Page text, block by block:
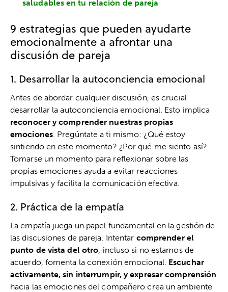
saludables en tu relación de pareja
9 estrategias que pueden ayudarte
emocionalmente a afrontar una
discusión de pareja
1. Desarrollar la autoconciencia emocional
Antes de abordar cualquier discusión, es crucial
desarrollar la autoconciencia emocional. Esto implica
reconocer y comprender nuestras propias
emociones. Pregúntate a ti mismo: ¿Qué estoy
sintiendo en este momento? ¿Por qué me siento así?
Tomarse un momento para reflexionar sobre las
propias emociones ayuda a evitar reacciones
impulsivas y facilita la comunicación efectiva.
2. Práctica de la empatía
La empatía juega un papel fundamental en la gestión de
las discusiones de pareja. Intentar comprender el
punto de vista del otro, incluso si no estamos de
acuerdo, fomenta la conexión emocional. Escuchar
activamente, sin interrumpir, y expresar comprensión
hacia las emociones del compañero crea un ambiente